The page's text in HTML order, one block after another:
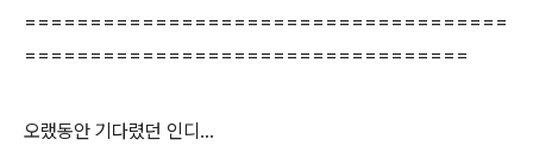
=====================================
==================================
오랬동안 기다렸던 인디...